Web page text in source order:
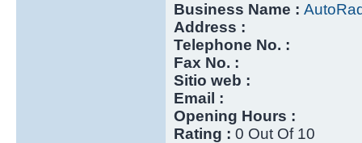
Business Name :
Address :
Telephone No. :
Fax No. :
Sitio web :
Email :
Opening Hours :
Rating : 0 Out Of 10